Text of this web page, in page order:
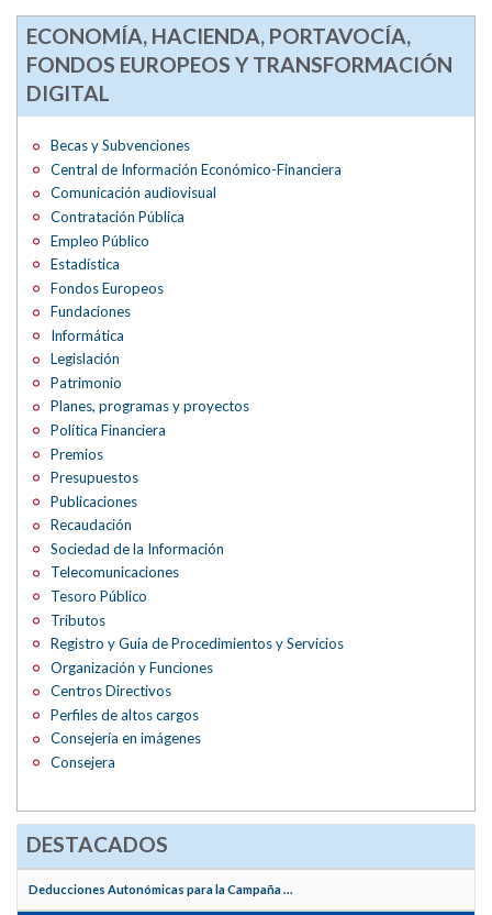
ECONOMÍA, HACIENDA, PORTAVOCÍA,
FONDOS EUROPEOS Y TRANSFORMACIÓN
DIGITAL
Becas y Subvenciones
Central de Información Económico-Financiera
Comunicación audiovisual
Contratación Pública
Empleo Público
Estadística
Fondos Europeos
Fundaciones
Informática
Legislación
Patrimonio
Planes, programas y proyectos
Política Financiera
Premios
Presupuestos
Publicaciones
Recaudación
Sociedad de la Información
Telecomunicaciones
Tesoro Público
Tributos
Registro y Guía de Procedimientos y Servicios
Organización y Funciones
Centros Directivos
Perfiles de altos cargos
Consejería en imágenes
Consejera
DESTACADOS
Deducciones Autonómicas para la Campaña ...